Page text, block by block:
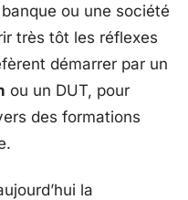
ou une société
très tôt les réflexes
démarrer par un
ou un DUT, pour
des formations
la